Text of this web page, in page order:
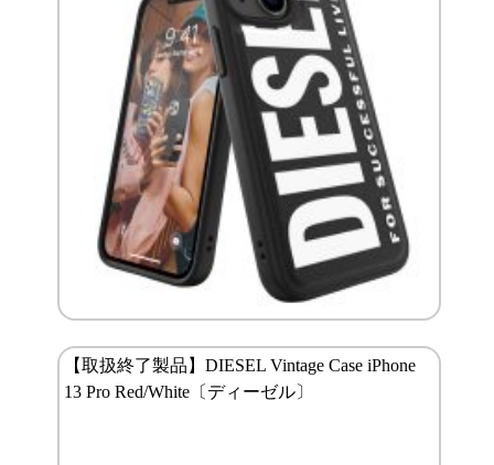
【取扱終了製品】DIESEL Vintage Case iPhone
13 Pro Red/White〔ディーゼル〕